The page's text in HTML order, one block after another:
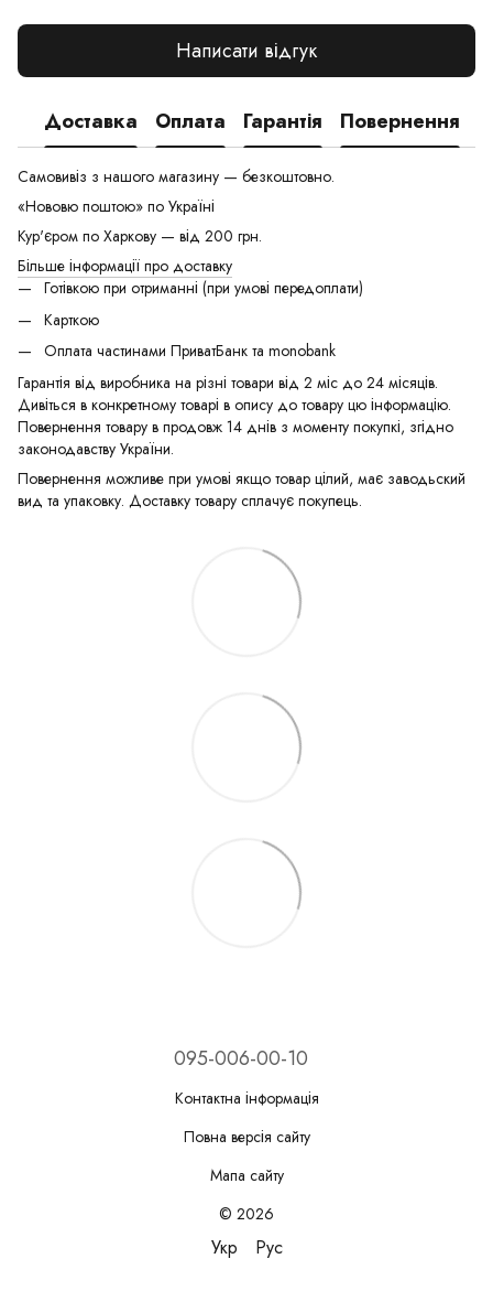
Написати відгук
Доставка Оплата Гарантія Повернення
Самовивіз з нашого магазину — безкоштовно.
«Нововю поштою» по Україні
Кур'єром по Харкову — від 200 грн.
Більше інформації про доставку
Готівкою при отриманні (при умові передоплати)
Карткою
Оплата частинами ПриватБанк та monobank
Гарантія від виробника на різні товари від 2 міс до 24 місяців.
Дивіться в конкретному товарі в опису до товару цю інформацію.
Повернення товару в продовж 14 днів з моменту покупкі, згідно
законодавству України.
Повернення можливе при умові якщо товар цілий, має заводьский
вид та упаковку. Доставку товару сплачує покупець.
095-006-00-10
Контактна інформація
Повна версія сайту
Мапа сайту
© 2026
Укр Рус